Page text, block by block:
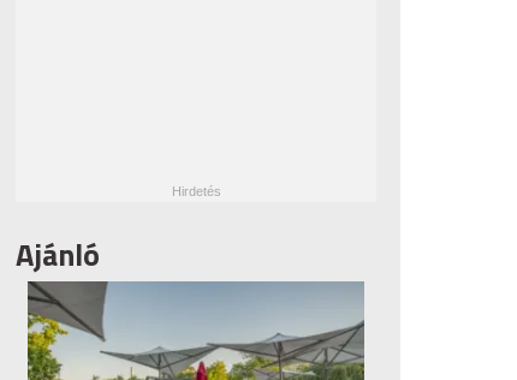
Ajánló